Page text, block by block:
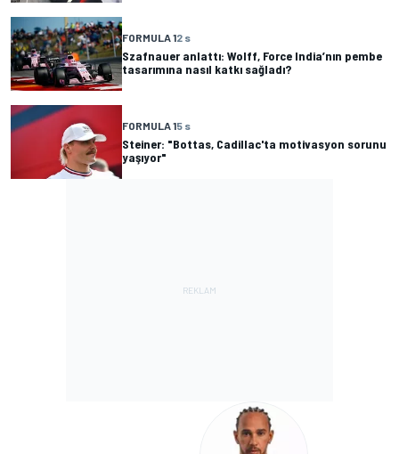
FORMULA 12 s
Szafnauer anlattı: Wolff, Force India’nın pembe
tasarımına nasıl katkı sağladı?
FORMULA 15 s
Steiner: "Bottas, Cadillac'ta motivasyon sorunu
yaşıyor"